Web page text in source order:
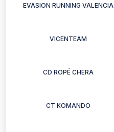
EVASION RUNNING VALENCIA
VICENTEAM
CD ROPÉ CHERA
CT KOMANDO